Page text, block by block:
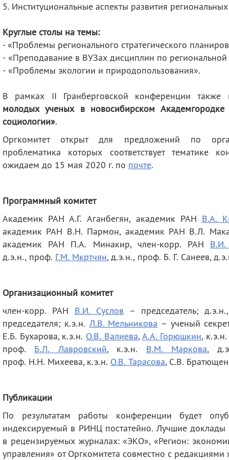
5. Институциональные аспекты развития
Круглые столы на темы:
- «Проблемы регионального стратегического
- «Преподавание в ВУЗах дисциплин по
- «Проблемы экологии и природопользования».
В рамках II Гранберговской конференции
молодых ученых в новосибирском
социологии».
Оргкомитет открыт для предложений по
проблематика которых соответствует тематике
ожидаем до 15 мая 2020 г. по почте.
Программный комитет
Академик РАН А.Г. Аганбегян, академик РАН В.А.
академик РАН В.Н. Пармон, академик РАН В.Л.
академик РАН П.А. Минакир, член-корр. РАН В.И.
д.э.н., проф. Г.М. Мкртчян,д.э.н., проф. Б. Г. Санеев,
Организационный комитет
член-корр. РАН В.И. Суслов – председатель;
председателя; к.э.н. Л.В. Мельникова – ученый
Е.Б. Бухарова, к.э.н. О.В. Валиева,А.А. Горюшкин,
проф. Б.Л. Лавровский, к.э.н. В.М. Маркова,
проф. Н.Н. Михеева, к.э.н. О.В. Тарасова, С.В.
Публикации
По результатам работы конференции будет
индексируемый в РИНЦ постатейно. Лучшие
в рецензируемых журналах: «ЭКО», «Регион:
управления» от Оргкомитета совместно с редакциями